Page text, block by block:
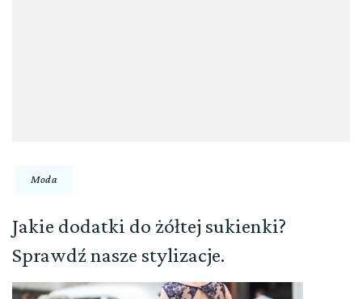
Moda
Jakie dodatki do żółtej sukienki?
Sprawdź nasze stylizacje.